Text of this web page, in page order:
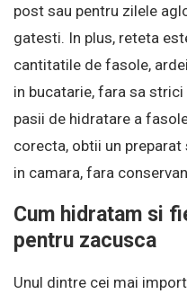
post sau pentru zilele
gatesti. In plus, reteta
cantitatile de fasole,
in bucatarie, fara sa
pasii de hidratare a
corecta, obtii un
in camara, fara
Cum hidratam si
pentru zacusca
Unul dintre cei mai